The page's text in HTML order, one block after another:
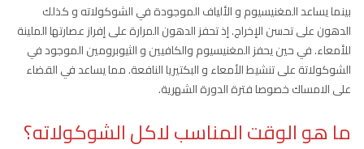
بينما يساعد المغنيسيوم و الألياف الموجودة في الشوكولاته و كذلك
الدهون على تحسن الإخراج. إذ تحفز الدهون المرارة على إفراز عصارتها الملينة
للأمعاء. في حين يحفز المغنيسيوم والكافيين و الثيوبرومين الموجود في
الشوكولاتة على تنشيط الأمعاء و البكتيريا النافعة. مما يساعد في القضاء
على الامساك خصوصا فترة الدورة الشهرية.
ما هو الوقت المناسب لاكل الشوكولاته؟